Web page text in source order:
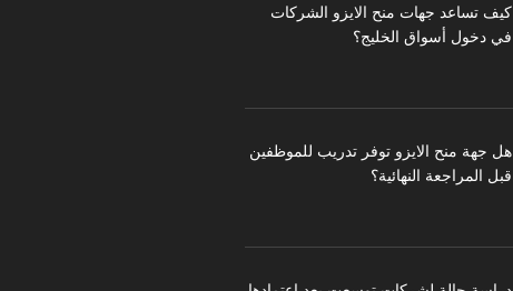
كيف تساعد جهات منح الايزو الشركات
في دخول أسواق الخليج؟
هل جهة منح الايزو توفر تدريب للموظفين
قبل المراجعة النهائية؟